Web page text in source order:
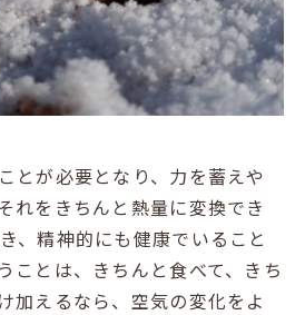
とが必要となり、力を蓄えや
れをきちんと熱量に変換でき
、精神的にも健康でいること
ことは、きちんと食べて、きち
加えるなら、空気の変化をよ